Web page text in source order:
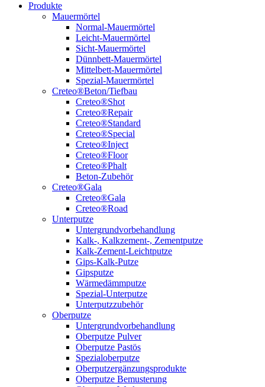
Produkte
Mauermörtel
Normal-Mauermörtel
Leicht-Mauermörtel
Sicht-Mauermörtel
Dünnbett-Mauermörtel
Mittelbett-Mauermörtel
Spezial-Mauermörtel
Creteo®Beton/Tiefbau
Creteo®Shot
Creteo®Repair
Creteo®Standard
Creteo®Special
Creteo®Inject
Creteo®Floor
Creteo®Phalt
Beton-Zubehör
Creteo®Gala
Creteo®Gala
Creteo®Road
Unterputze
Untergrundvorbehandlung
Kalk-, Kalkzement-, Zementputze
Kalk-Zement-Leichtputze
Gips-Kalk-Putze
Gipsputze
Wärmedämmputze
Spezial-Unterputze
Unterputzzubehör
Oberputze
Untergrundvorbehandlung
Oberputze Pulver
Oberputze Pastös
Spezialoberputze
Oberputzergänzungsprodukte
Oberputze Bemusterung